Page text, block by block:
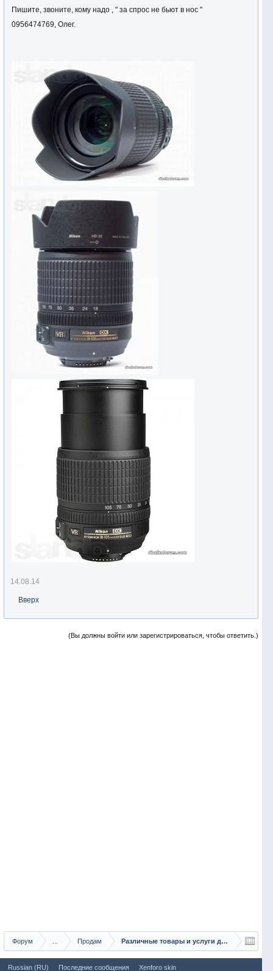
Пишите, звоните, кому надо , " за спрос не бьют в нос "
0956474769, Олег.
14.08.14
Вверх
(Вы должны войти или зарегистрироваться, чтобы ответить.)
Форум Продам Различные товары и услуги для рыбаков
Russian (RU) Последние сообщения Xenforo skin